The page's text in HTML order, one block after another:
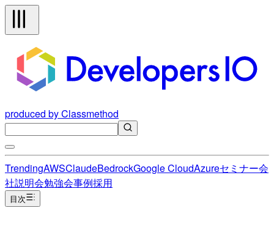
produced by Classmethod
TrendingAWSClaudeBedrockGoogle CloudAzureセミナー会
社説明会勉強会事例採用
目次